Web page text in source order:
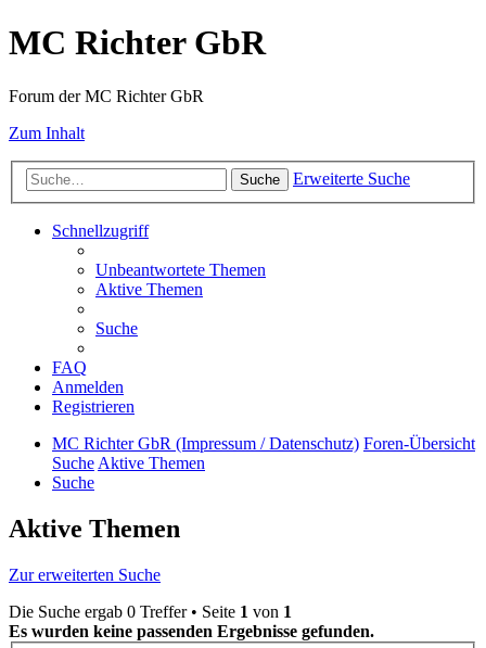
MC Richter GbR
Forum der MC Richter GbR
Zum Inhalt
Suche Erweiterte Suche
Schnellzugriff
Unbeantwortete Themen
Aktive Themen
Suche
FAQ
Anmelden
Registrieren
MC Richter GbR (Impressum / Datenschutz) Foren-Übersicht
SucheAktive Themen
Suche
Aktive Themen
Zur erweiterten Suche
Die Suche ergab 0 Treffer • Seite 1 von 1
Es wurden keine passenden Ergebnisse gefunden.